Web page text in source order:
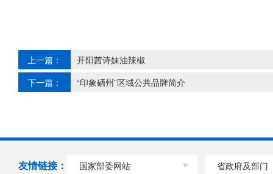
上一篇：
开阳茜诗妹油辣椒
下一篇：
“印象硒州”区域公共品牌简介
友情链接： 国家部委网站 省政府及部门